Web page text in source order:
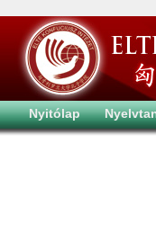
Nyitólap